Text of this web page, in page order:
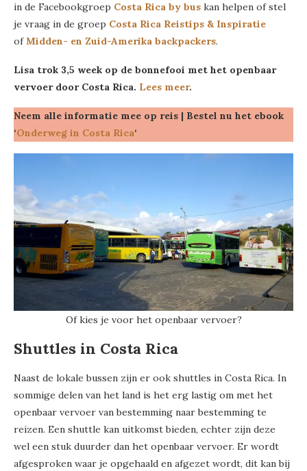
in de Facebookgroep Costa Rica by bus kan helpen of stel
je vraag in de groep Costa Rica Reistips & Inspiratie
ofMidden- en Zuid-Amerika backpackers.
Lisa trok 3,5 week op de bonnefooi met het openbaar
vervoer door Costa Rica. Lees meer.
Neem alle informatie mee op reis | Bestel nu het ebook
‘Onderweg in Costa Rica‘
Of kies je voor het openbaar vervoer?
Shuttles in Costa Rica
Naast de lokale bussen zijn er ook shuttles in Costa Rica. In
sommige delen van het land is het erg lastig om met het
openbaar vervoer van bestemming naar bestemming te
reizen. Een shuttle kan uitkomst bieden, echter zijn deze
wel een stuk duurder dan het openbaar vervoer. Er wordt
afgesproken waar je opgehaald en afgezet wordt, dit kan bij